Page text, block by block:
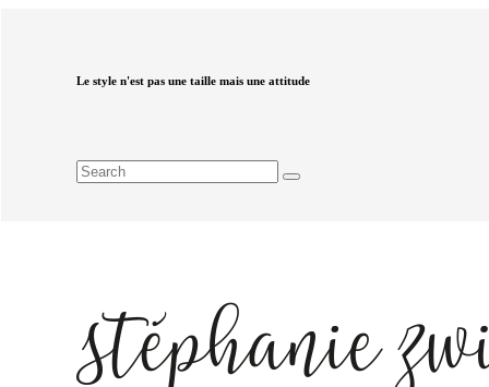
Le style n'est pas une taille mais une attitude